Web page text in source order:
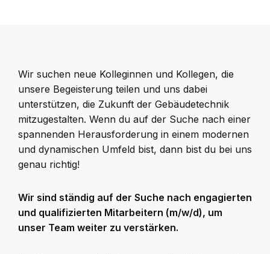
Wir suchen neue Kolleginnen und Kollegen, die
unsere Begeisterung teilen und uns dabei
unterstützen, die Zukunft der Gebäudetechnik
mitzugestalten. Wenn du auf der Suche nach einer
spannenden Herausforderung in einem modernen
und dynamischen Umfeld bist, dann bist du bei uns
genau richtig!
Wir sind ständig auf der Suche nach engagierten
und qualifizierten Mitarbeitern (m/w/d), um
unser Team weiter zu verstärken.